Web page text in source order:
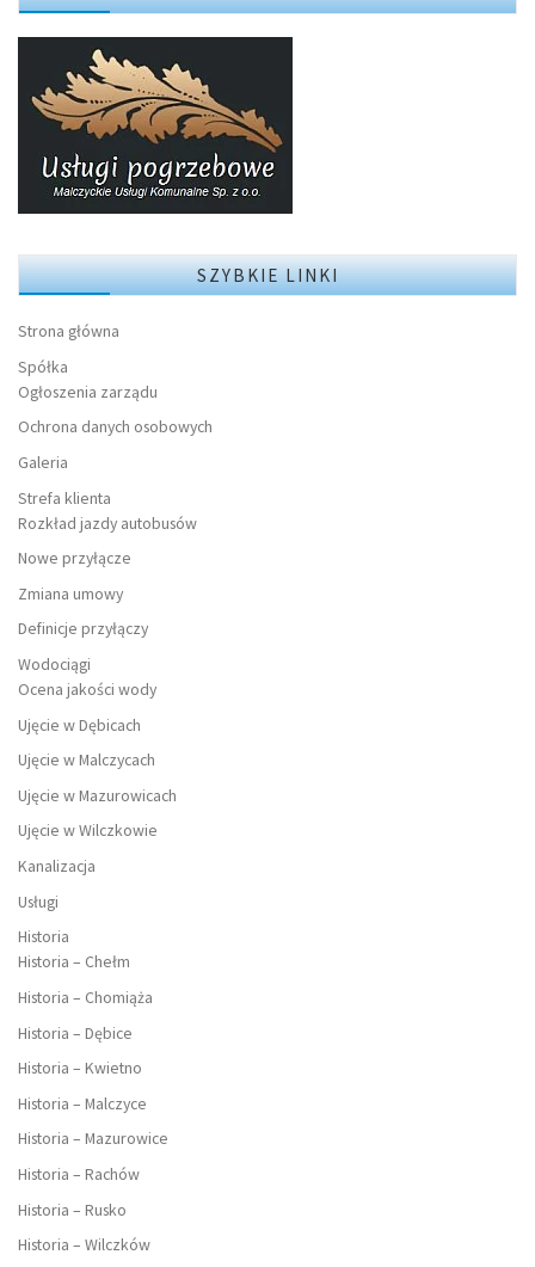
SZYBKIE LINKI
Strona główna
Spółka
Ogłoszenia zarządu
Ochrona danych osobowych
Galeria
Strefa klienta
Rozkład jazdy autobusów
Nowe przyłącze
Zmiana umowy
Definicje przyłączy
Wodociągi
Ocena jakości wody
Ujęcie w Dębicach
Ujęcie w Malczycach
Ujęcie w Mazurowicach
Ujęcie w Wilczkowie
Kanalizacja
Usługi
Historia
Historia – Chełm
Historia – Chomiąża
Historia – Dębice
Historia – Kwietno
Historia – Malczyce
Historia – Mazurowice
Historia – Rachów
Historia – Rusko
Historia – Wilczków